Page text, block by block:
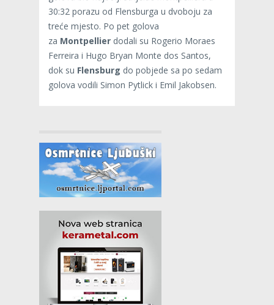
30:32 porazu od Flensburga u dvoboju za
treće mjesto. Po pet golova
za Montpellier dodali su Rogerio Moraes
Ferreira i Hugo Bryan Monte dos Santos,
dok su Flensburg do pobjede sa po sedam
golova vodili Simon Pytlick i Emil Jakobsen.